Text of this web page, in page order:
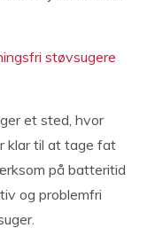
støvsugere
et sted, hvor
klar til at tage fat
på batteritid
og problemfri